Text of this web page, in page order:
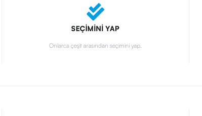
SEÇİMİNİ YAP
Onlarca çeşit arasından seçimini yap.